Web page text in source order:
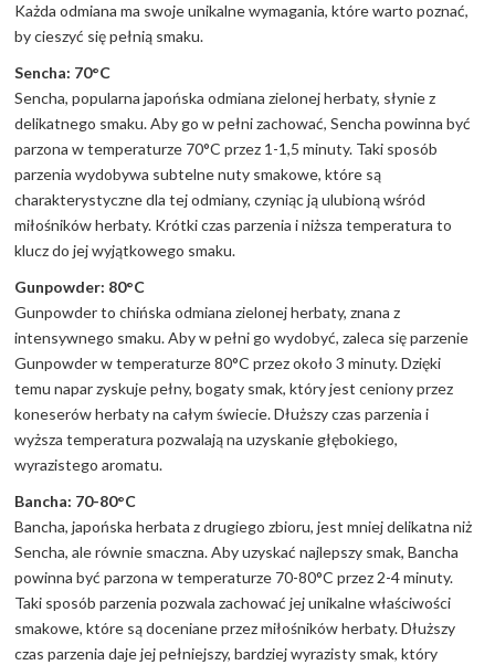
Każda odmiana ma swoje unikalne wymagania, które warto poznać,
by cieszyć się pełnią smaku.
Sencha: 70°C
Sencha, popularna japońska odmiana zielonej herbaty, słynie z
delikatnego smaku. Aby go w pełni zachować, Sencha powinna być
parzona w temperaturze 70°C przez 1-1,5 minuty. Taki sposób
parzenia wydobywa subtelne nuty smakowe, które są
charakterystyczne dla tej odmiany, czyniąc ją ulubioną wśród
miłośników herbaty. Krótki czas parzenia i niższa temperatura to
klucz do jej wyjątkowego smaku.
Gunpowder: 80°C
Gunpowder to chińska odmiana zielonej herbaty, znana z
intensywnego smaku. Aby w pełni go wydobyć, zaleca się parzenie
Gunpowder w temperaturze 80°C przez około 3 minuty. Dzięki
temu napar zyskuje pełny, bogaty smak, który jest ceniony przez
koneserów herbaty na całym świecie. Dłuższy czas parzenia i
wyższa temperatura pozwalają na uzyskanie głębokiego,
wyrazistego aromatu.
Bancha: 70-80°C
Bancha, japońska herbata z drugiego zbioru, jest mniej delikatna niż
Sencha, ale równie smaczna. Aby uzyskać najlepszy smak, Bancha
powinna być parzona w temperaturze 70-80°C przez 2-4 minuty.
Taki sposób parzenia pozwala zachować jej unikalne właściwości
smakowe, które są doceniane przez miłośników herbaty. Dłuższy
czas parzenia daje jej pełniejszy, bardziej wyrazisty smak, który